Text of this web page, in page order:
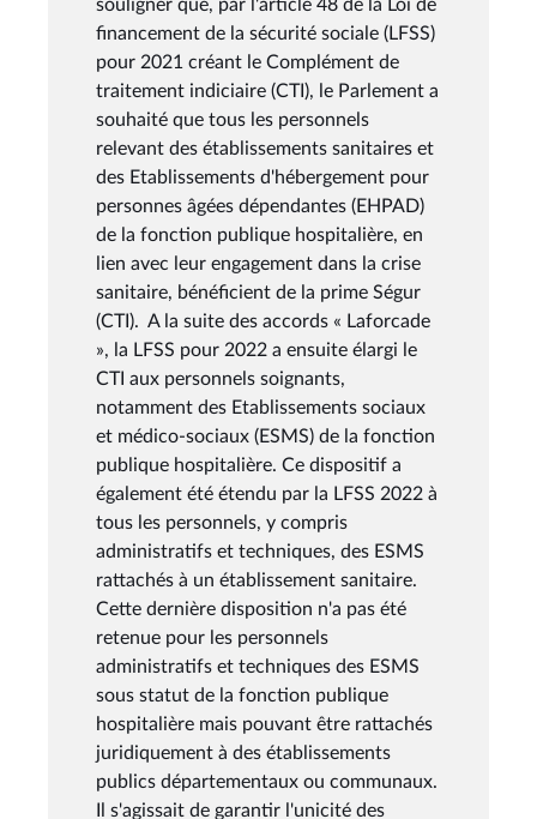
souligner que, par l'article 48 de la Loi de
financement de la sécurité sociale (LFSS)
pour 2021 créant le Complément de
traitement indiciaire (CTI), le Parlement a
souhaité que tous les personnels
relevant des établissements sanitaires et
des Etablissements d'hébergement pour
personnes âgées dépendantes (EHPAD)
de la fonction publique hospitalière, en
lien avec leur engagement dans la crise
sanitaire, bénéficient de la prime Ségur
(CTI). A la suite des accords « Laforcade
», la LFSS pour 2022 a ensuite élargi le
CTI aux personnels soignants,
notamment des Etablissements sociaux
et médico-sociaux (ESMS) de la fonction
publique hospitalière. Ce dispositif a
également été étendu par la LFSS 2022 à
tous les personnels, y compris
administratifs et techniques, des ESMS
rattachés à un établissement sanitaire.
Cette dernière disposition n'a pas été
retenue pour les personnels
administratifs et techniques des ESMS
sous statut de la fonction publique
hospitalière mais pouvant être rattachés
juridiquement à des établissements
publics départementaux ou communaux.
Il s'agissait de garantir l'unicité des